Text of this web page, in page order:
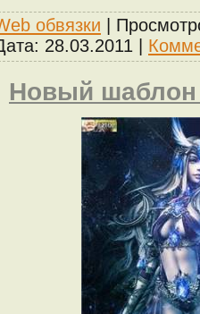
обвязки |
28.03.2011 |
Новый